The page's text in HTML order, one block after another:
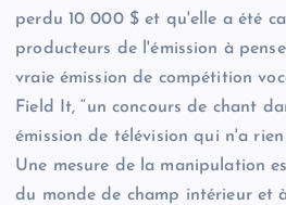
perdu 10 000 $ et qu'elle a été
producteurs de l'émission à
vraie émission de compétition
Field It, “un concours de chant
émission de télévision qui n'a
Une mesure de la manipulation
du monde de champ intérieur et